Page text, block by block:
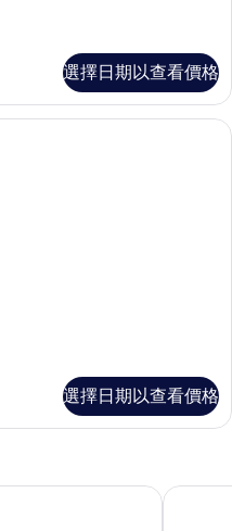
選擇日期以查看價格
選擇日期以查看價格
芽莊